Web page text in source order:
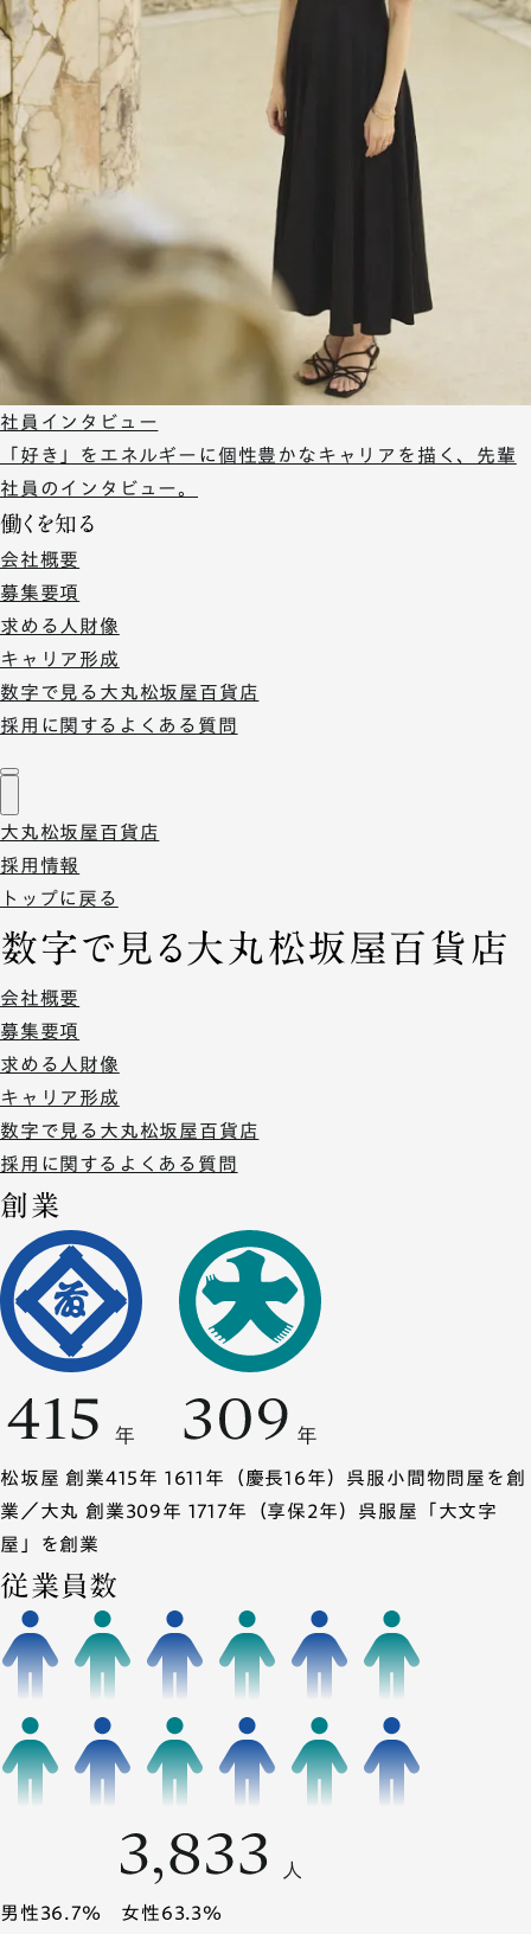
社員インタビュー
「好き」をエネルギーに個性豊かなキャリアを描く、先輩
社員のインタビュー。
働くを知る
会社概要
募集要項
求める人財像
キャリア形成
数字で見る大丸松坂屋百貨店
採用に関するよくある質問
大丸松坂屋百貨店
採用情報
トップに戻る
数字で見る大丸松坂屋百貨店
会社概要
募集要項
求める人財像
キャリア形成
数字で見る大丸松坂屋百貨店
採用に関するよくある質問
創業
松坂屋 創業415年 1611年（慶長16年）呉服小間物問屋を創
業／大丸 創業309年 1717年（享保2年）呉服屋「大文字
屋」を創業
従業員数
男性36.7％ 女性63.3％